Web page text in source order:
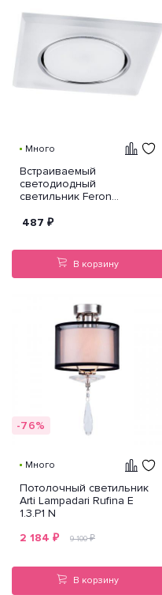
Много
Встраиваемый
светодиодный
светильник Feron
487 ₽
В корзину
-76%
Много
Потолочный светильник
Arti Lampadari Rufina E
1.3.P1 N
2 184 ₽ 9 100₽
В корзину